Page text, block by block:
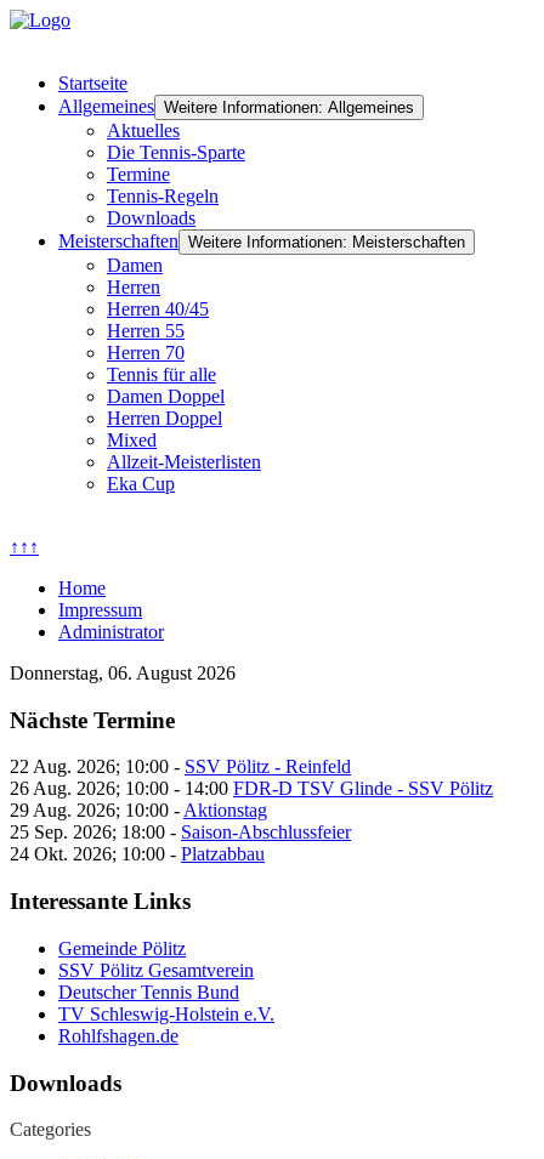
Startseite
Allgemeines Weitere Informationen: Allgemeines
Aktuelles
Die Tennis-Sparte
Termine
Tennis-Regeln
Downloads
Meisterschaften Weitere Informationen: Meisterschaften
Damen
Herren
Herren 40/45
Herren 55
Herren 70
Tennis für alle
Damen Doppel
Herren Doppel
Mixed
Allzeit-Meisterlisten
Eka Cup
↑↑↑
Home
Impressum
Administrator
Donnerstag, 06. August 2026
Nächste Termine
22 Aug. 2026; 10:00 - SSV Pölitz - Reinfeld
26 Aug. 2026; 10:00 - 14:00 FDR-D TSV Glinde - SSV Pölitz
29 Aug. 2026; 10:00 -Aktionstag
25 Sep. 2026; 18:00 - Saison-Abschlussfeier
24 Okt. 2026; 10:00 - Platzabbau
Interessante Links
Gemeinde Pölitz
SSV Pölitz Gesamtverein
Deutscher Tennis Bund
TV Schleswig-Holstein e.V.
Rohlfshagen.de
Downloads
Categories